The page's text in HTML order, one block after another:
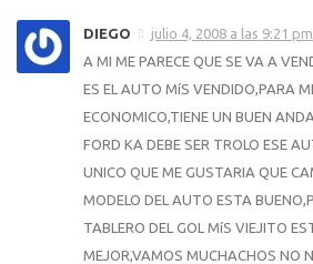
DIEGO
julio 4, 2008 a las 9:21 pm
A MI ME PARECE QUE SE VA A
ES EL AUTO MíS VENDIDO,PARA
ECONOMICO,TIENE UN BUEN
FORD KA DEBE SER TROLO ESE
UNICO QUE ME GUSTARIA QUE
MODELO DEL AUTO ESTA
TABLERO DEL GOL MíS VIEJITO
MEJOR,VAMOS MUCHACHOS NO